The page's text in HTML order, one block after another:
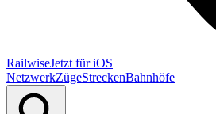
RailwiseJetzt für iOS
NetzwerkZügeStreckenBahnhöfe